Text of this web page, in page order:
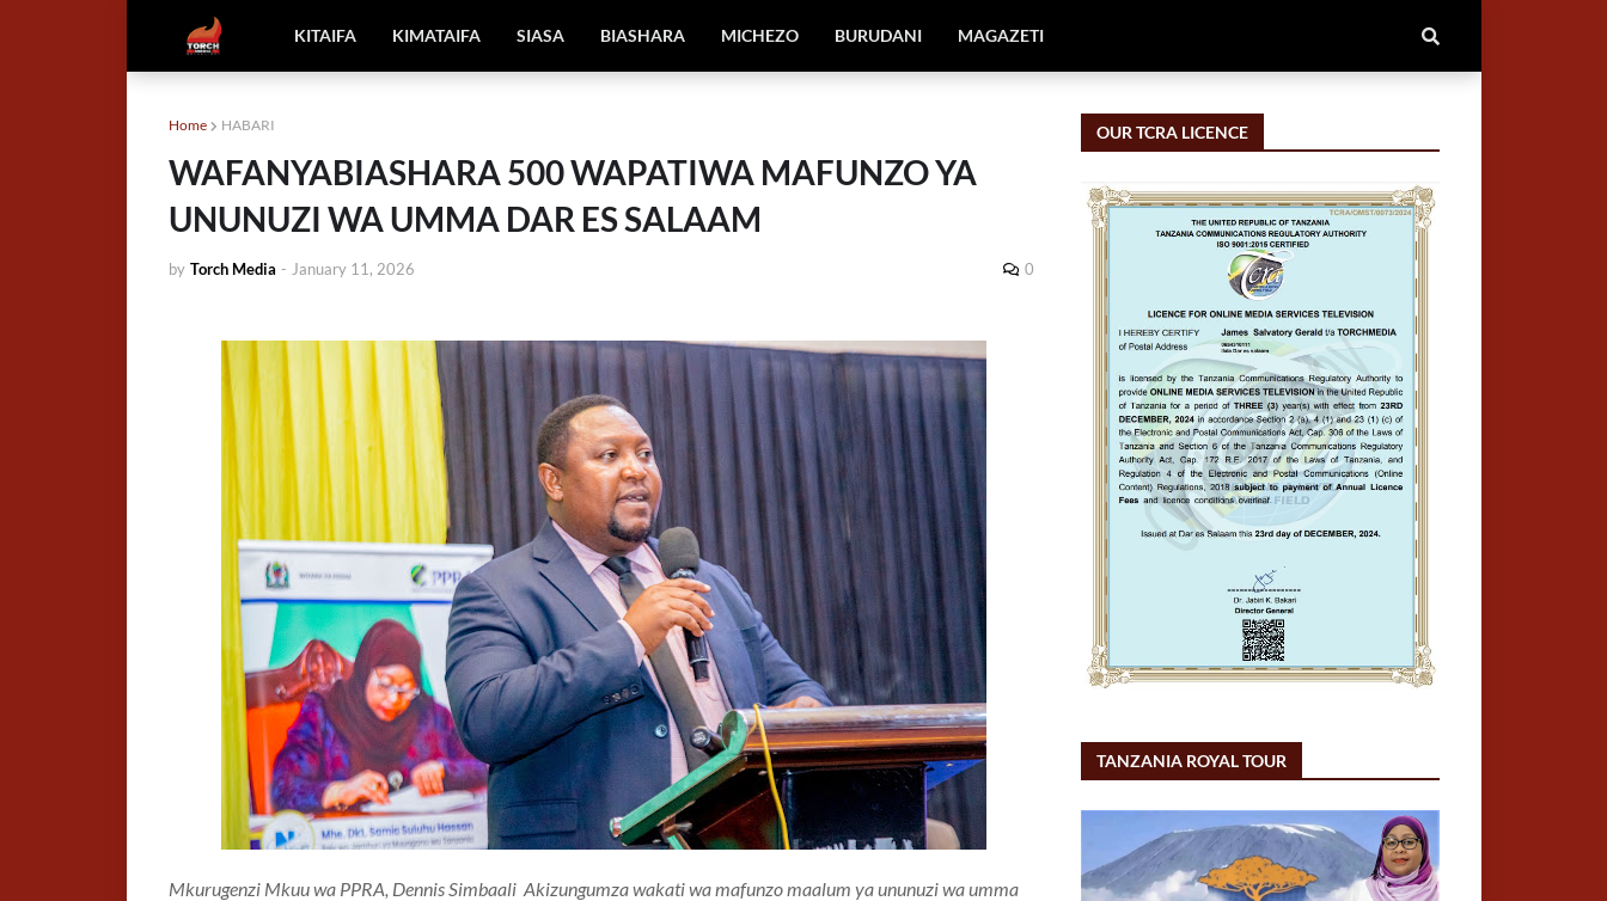
KITAIFA KIMATAIFA SIASA BIASHARA MICHEZO BURUDANI MAGAZETI
Home HABARI
WAFANYABIASHARA 500 WAPATIWA MAFUNZO YA
UNUNUZI WA UMMA DAR ES SALAAM
by Torch Media - January 11, 2026 0
Mkurugenzi Mkuu wa PPRA, Dennis Simbaali Akizungumza wakati wa mafunzo maalum ya ununuzi wa umma
OUR TCRA LICENCE
TANZANIA ROYAL TOUR